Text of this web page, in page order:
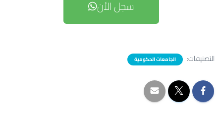
سجل الأن
التصنيفات: الجامعات الحكومية